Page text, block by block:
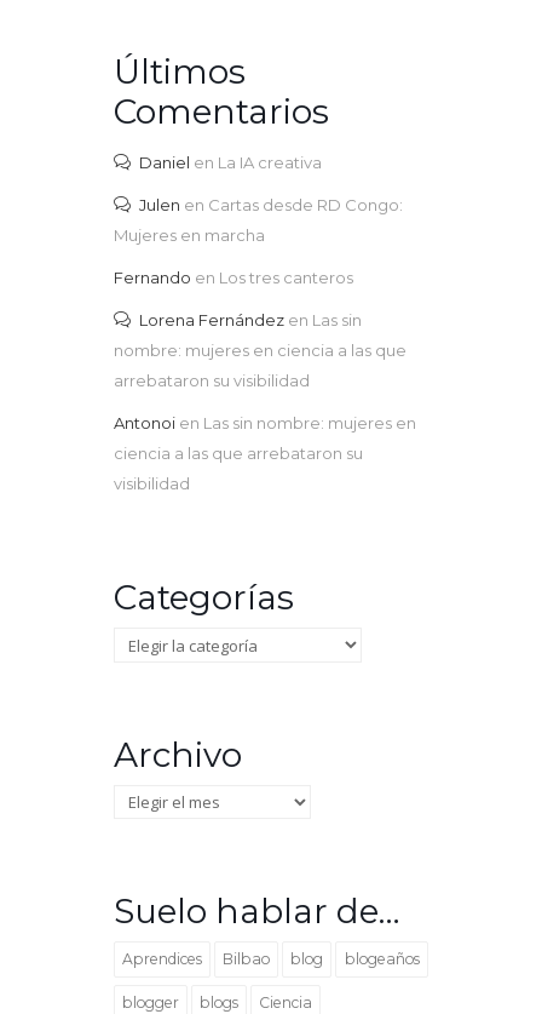
Últimos
Comentarios
Daniel en La IA creativa
Julen en Cartas desde RD Congo:
Mujeres en marcha
Fernando en Los tres canteros
Lorena Fernández en Las sin
nombre: mujeres en ciencia a las que
arrebataron su visibilidad
Antonoi en Las sin nombre: mujeres en
ciencia a las que arrebataron su
visibilidad
Categorías
Categorías
Archivo
Archivo
Suelo hablar de…
Aprendices Bilbao blog blogeaños
blogger blogs Ciencia